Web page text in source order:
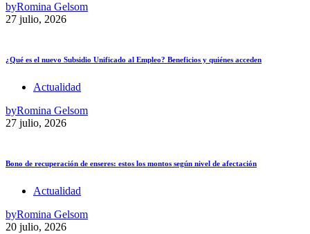
byRomina Gelsom
27 julio, 2026
¿Qué es el nuevo Subsidio Unificado al Empleo? Beneficios y quiénes acceden
Actualidad
byRomina Gelsom
27 julio, 2026
Bono de recuperación de enseres: estos los montos según nivel de afectación
Actualidad
byRomina Gelsom
20 julio, 2026